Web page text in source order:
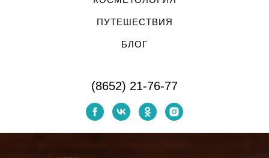
ПУТЕШЕСТВИЯ
БЛОГ
(8652) 21-76-77